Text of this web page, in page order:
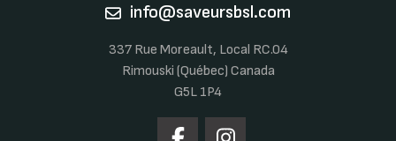
info@saveursbsl.com
337 Rue Moreault, Local RC.04
Rimouski (Québec) Canada
G5L 1P4